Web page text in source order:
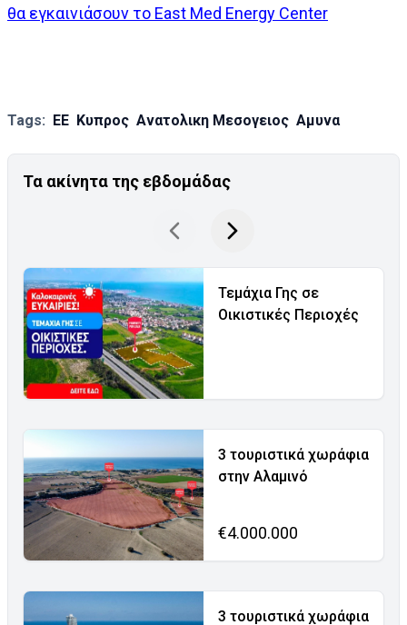
θα εγκαινιάσουν το East Med Energy Center
Tags: ΕΕ Κυπρος Ανατολικη Μεσογειος Αμυνα
Τα ακίνητα της εβδομάδας
Τεμάχια Γης σε
Οικιστικές Περιοχές
3 τουριστικά χωράφια
στην Αλαμινό
€4.000.000
3 τουριστικά χωράφια